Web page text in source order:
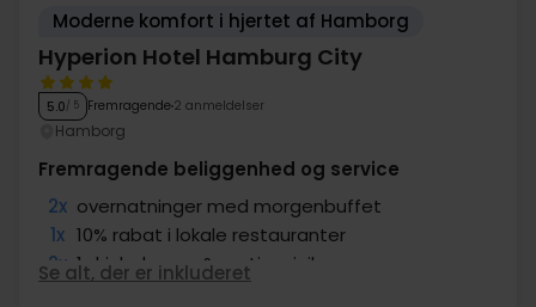
Moderne komfort i hjertet af Hamborg
Hyperion Hotel Hamburg City
5.0/ 5 Fremragende 2 anmeldelser
Hamborg
Fremragende beliggenhed og service
2x overnatninger med morgenbuffet
1x 10% rabat i lokale restauranter
2x 1 drinks kupon & gratis minibar
Se alt, der er inkluderet